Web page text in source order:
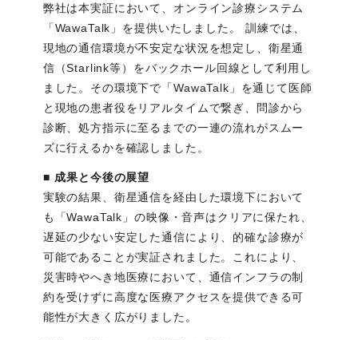
弊社は本実証において、オンライン診療システム
「WawaTalk」を提供いたしました。 訓練では、
現地の通信環境が不安定な状況を想定し、衛星通
信（Starlink等）をバックホール回線として利用し
ました。その環境下で「WawaTalk」を通じて医師
と現地の患者役をリアルタイムで繋ぎ、問診から
診断、処方指示に至るまでの一連の流れがスムー
ズに行えるかを確認しました。
■ 成果と今後の展望
実験の結果、衛星通信を経由した環境下において
も「WawaTalk」の映像・音声はクリアに保たれ、
遅延の少ない安定した通信により、的確な診療が
可能であることが実証されました。これにより、
災害時やへき地医療において、通信インフラの制
約を受けずに高度な医療アクセスを提供できる可
能性が大きく広がりました。